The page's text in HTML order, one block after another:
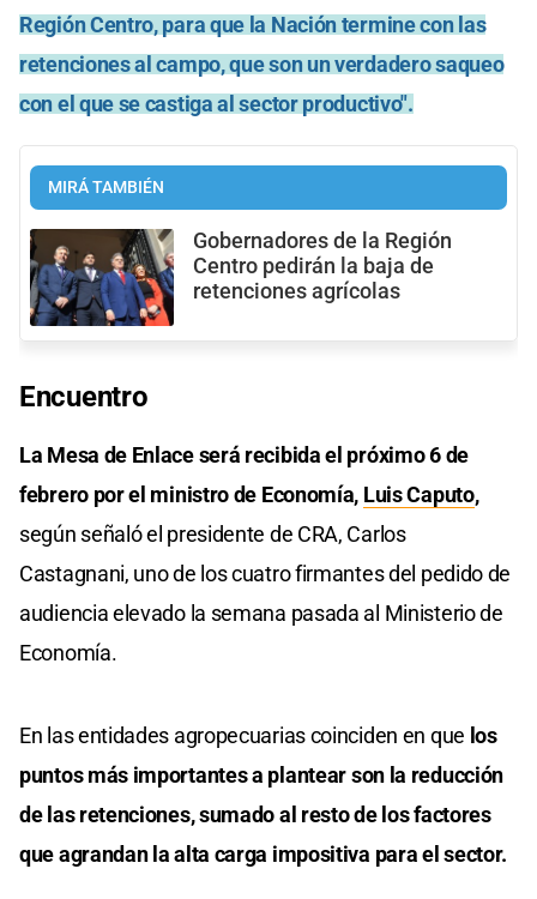
Región Centro, para que la Nación termine con las
retenciones al campo, que son un verdadero saqueo
con el que se castiga al sector productivo".
MIRÁ TAMBIÉN
Gobernadores de la Región
Centro pedirán la baja de
retenciones agrícolas
Encuentro
La Mesa de Enlace será recibida el próximo 6 de
febrero por el ministro de Economía, Luis Caputo,
según señaló el presidente de CRA, Carlos
Castagnani, uno de los cuatro firmantes del pedido de
audiencia elevado la semana pasada al Ministerio de
Economía.
En las entidades agropecuarias coinciden en que los
puntos más importantes a plantear son la reducción
de las retenciones, sumado al resto de los factores
que agrandan la alta carga impositiva para el sector.